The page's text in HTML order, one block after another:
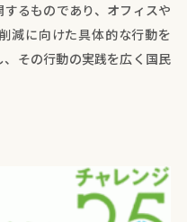
るものであり、オフィスや
減に向けた具体的な行動を
、その行動の実践を広く国民